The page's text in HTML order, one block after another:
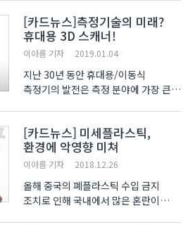
최종부결이 이뤄진 것으로
알려졌습니다. 한국 시간으로 16일
오전 공개된 브렉시트 합의안 표결
결과는 ..
[카드뉴스]측정기술의 미래?
휴대용 3D 스캐너!
이아름 기자 2019.01.04
지난 30년 동안 휴대용/이동식
측정기의 발전은 측정 분야에 가장 큰
스캔하여 3D 데이터 저장은 물론
역설계와 품질검사에 활용되고
있습니다. 1세대 측정기(고정식 3..
[카드뉴스] 미세플라스틱,
환경에 악영향 미쳐
이아름 기자 2018.12.26
올해 중국의 폐플라스틱 수입 금지
조치로 인해 국내에서 많은 혼란이